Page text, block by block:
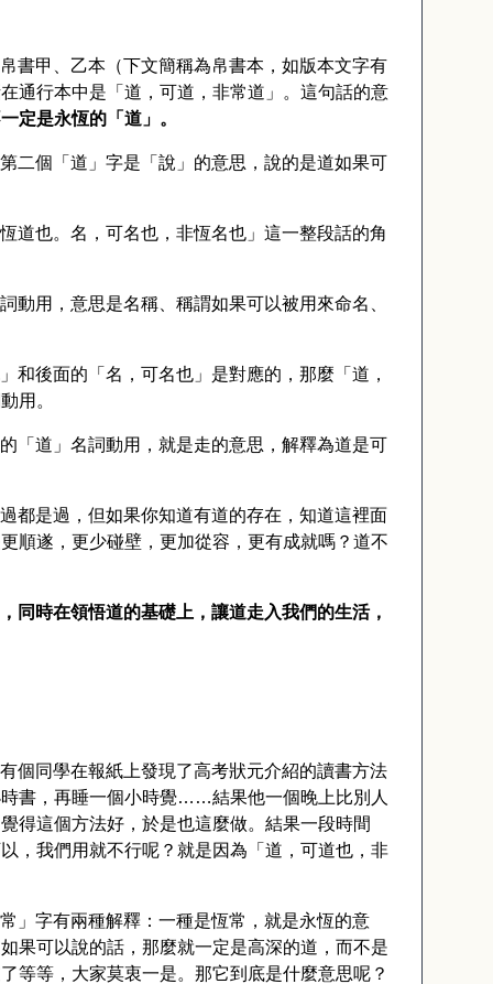
書甲、乙本（下文簡稱為帛書本，如版本文字有
通行本中是「道，可道，非常道」。這句話的意
定是永恆的「道」。
二個「道」字是「說」的意思，說的是道如果可
道也。名，可名也，非恆名也」這一整段話的角
動用，意思是名稱、稱謂如果可以被用來命名、
和後面的「名，可名也」是對應的，那麼「道，
用。
「道」名詞動用，就是走的意思，解釋為道是可
都是過，但如果你知道有道的存在，知道這裡面
順遂，更少碰壁，更加從容，更有成就嗎？道不
同時在領悟道的基礎上，讓道走入我們的生活，
個同學在報紙上發現了高考狀元介紹的讀書方法
書，再睡一個小時覺……結果他一個晚上比別人
得這個方法好，於是也這麼做。結果一段時間
，我們用就不行呢？就是因為「道，可道也，非
」字有兩種解釋：一種是恆常，就是永恆的意
果可以說的話，那麼就一定是高深的道，而不是
等等，大家莫衷一是。那它到底是什麼意思呢？